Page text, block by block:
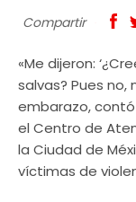
Compartir
«Me dijeron:
salvas? Pues no,
embarazo,
el Centro de
la Ciudad de
víctimas de